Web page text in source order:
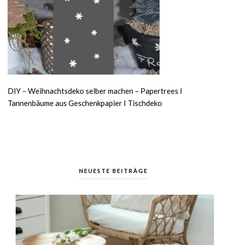
DIY – Weihnachtsdeko selber machen – Papertrees I
Tannenbäume aus Geschenkpapier I Tischdeko
NEUESTE BEITRÄGE